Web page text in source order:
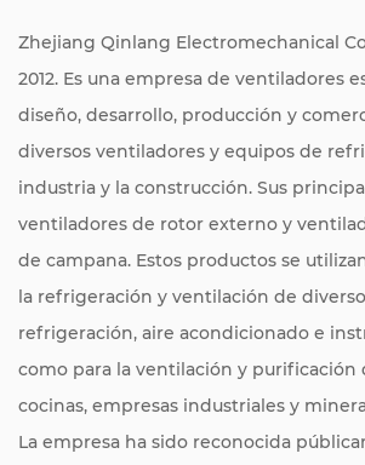
Zhejiang Qinlang Electromechanical
2012. Es una empresa de ventiladores
diseño, desarrollo, producción y
diversos ventiladores y equipos de
industria y la construcción. Sus
ventiladores de rotor externo y
de campana. Estos productos se
la refrigeración y ventilación de
refrigeración, aire acondicionado e
como para la ventilación y purificación
cocinas, empresas industriales y
La empresa ha sido reconocida